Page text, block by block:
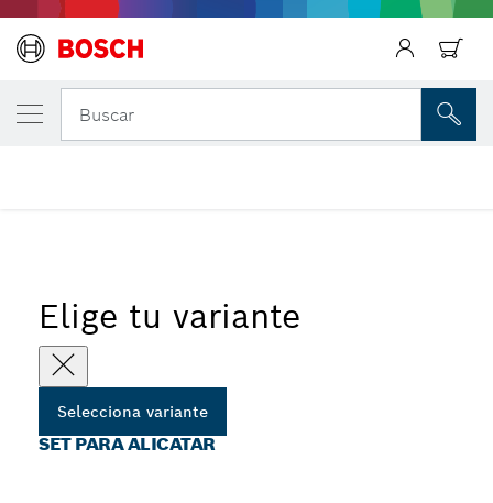
Buscar
Elige tu variante
Selecciona variante
SET PARA ALICATAR
TU VARIANTE SELECCIONADA
Set para alicatar